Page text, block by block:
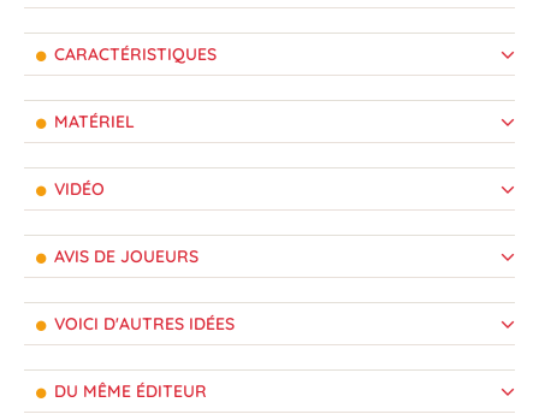
CARACTÉRISTIQUES
MATÉRIEL
VIDÉO
AVIS DE JOUEURS
VOICI D'AUTRES IDÉES
DU MÊME ÉDITEUR